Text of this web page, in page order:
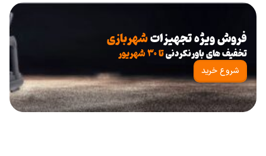
فروش ویژه تجهیزاتشهربازی
تخفیف های باورنکردنیتا ۳۰ شهریور
شروع خرید